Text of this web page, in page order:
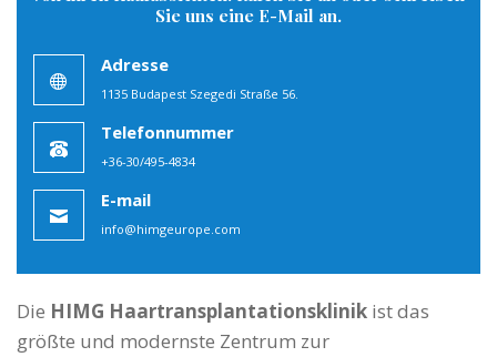
Sie uns eine E-Mail an.
Die HIMG Haartransplantationsklinik ist das
größte und modernste Zentrum zur